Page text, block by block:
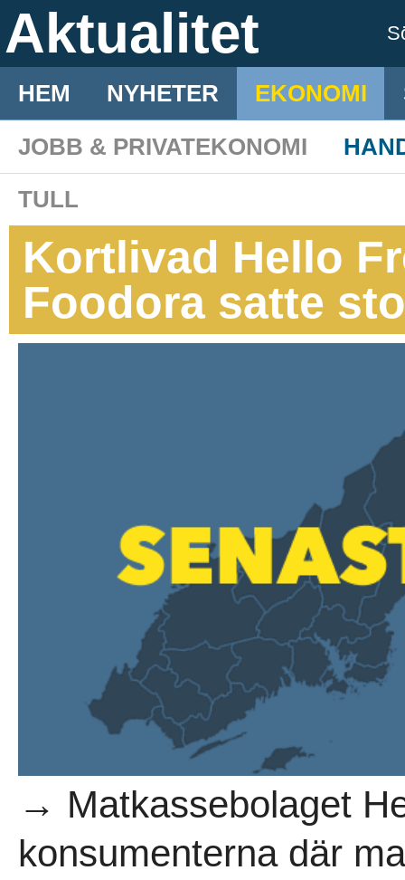
Aktualitet
HEM NYHETER EKONOMI
JOBB & PRIVATEKONOMI
TULL
Kortlivad Hello
Foodora satte
→ Matkassebolaget
konsumenterna där